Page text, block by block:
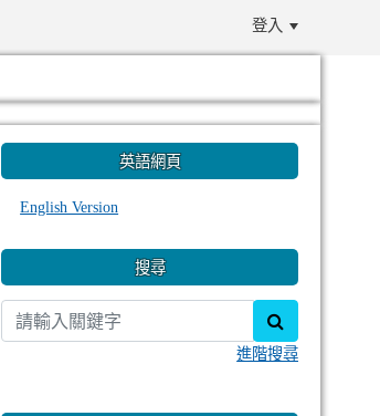
登入
英語網頁
English Version
搜尋
進階搜尋